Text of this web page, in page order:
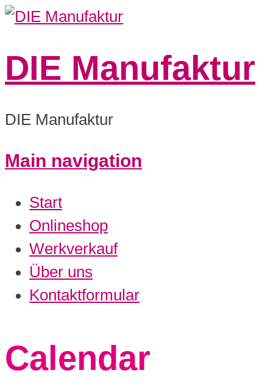
DIE Manufaktur
DIE Manufaktur
Main navigation
Start
Onlineshop
Werkverkauf
Über uns
Kontaktformular
Calendar